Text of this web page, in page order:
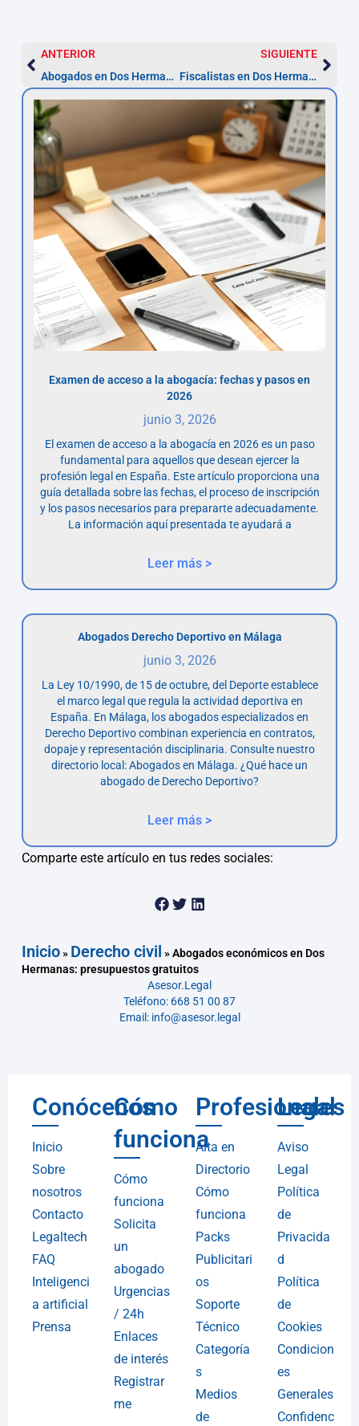
ANTERIOR
Abogados en Dos Hermanas (Sevilla): compara 3 presupuestos 2026
SIGUIENTE
Fiscalistas en Dos Hermanas: plazos, servicios y contratación
Examen de acceso a la abogacía: fechas y pasos en
2026
junio 3, 2026
El examen de acceso a la abogacía en 2026 es un paso
fundamental para aquellos que desean ejercer la
profesión legal en España. Este artículo proporciona una
guía detallada sobre las fechas, el proceso de inscripción
y los pasos necesarios para prepararte adecuadamente.
La información aquí presentada te ayudará a
Leer más >
Abogados Derecho Deportivo en Málaga
junio 3, 2026
La Ley 10/1990, de 15 de octubre, del Deporte establece
el marco legal que regula la actividad deportiva en
España. En Málaga, los abogados especializados en
Derecho Deportivo combinan experiencia en contratos,
dopaje y representación disciplinaria. Consulte nuestro
directorio local: Abogados en Málaga. ¿Qué hace un
abogado de Derecho Deportivo?
Leer más >
Comparte este artículo en tus redes sociales:
Inicio» Derecho civil »Abogados económicos en Dos
Hermanas: presupuestos gratuitos
Asesor.Legal
Teléfono: 668 51 00 87
Email: info@asesor.legal
Conócenos
Inicio
Sobre
nosotros
Contacto
Legaltech
FAQ
Inteligenci
a artificial
Prensa
Cómo
funciona
Cómo
funciona
Solicita
un
abogado
Urgencias
/ 24h
Enlaces
de interés
Registrar
me
Profesionales
Alta en
Directorio
Cómo
funciona
Packs
Publicitari
os
Soporte
Técnico
Categoría
s
Medios
de
Legal
Aviso
Legal
Política
de
Privacida
d
Política
de
Cookies
Condicion
es
Generales
Confidenc